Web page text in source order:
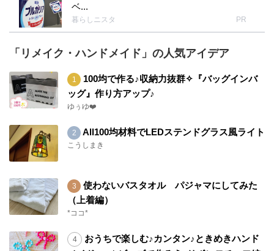
ベ...
暮らしニスタ PR
「リメイク・ハンドメイド」の人気アイデア
100均で作る♪収納力抜群✧『バッグインバ
ッグ』作り方アップ♪
ゆぅゆ❤️
All100均材料でLEDステンドグラス風ライト
こうしまき
使わないバスタオル パジャマにしてみた
（上着編）
*ココ*
おうちで楽しむ♪カンタン♪ときめきハンド